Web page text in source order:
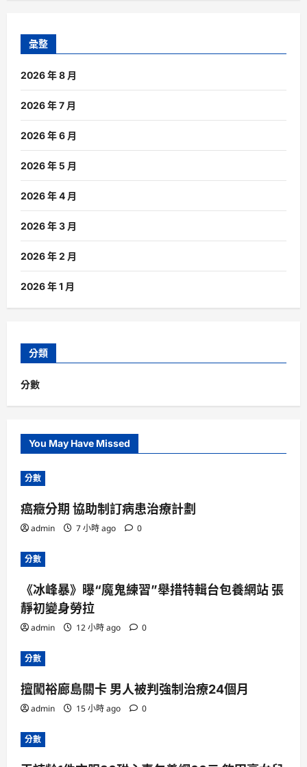
彙整
2026 年 8 月
2026 年 7 月
2026 年 6 月
2026 年 5 月
2026 年 4 月
2026 年 3 月
2026 年 2 月
2026 年 1 月
分類
分數
You May Have Missed
分數
癌癥分期 協助制訂病患治療計劃
admin 7 小時 ago 0
分數
《冰峰暴》曝“魔鬼練習”舉措特輯台包養網站 張
靜初變身勞拉
admin 12 小時 ago 0
分數
擅闖裕廊島關卡 男人被判強制治療24個月
admin 15 小時 ago 0
分數